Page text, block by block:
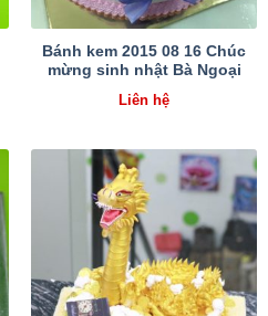
Bánh kem 2015 08 16 Chúc
mừng sinh nhật Bà Ngoại
Liên hệ